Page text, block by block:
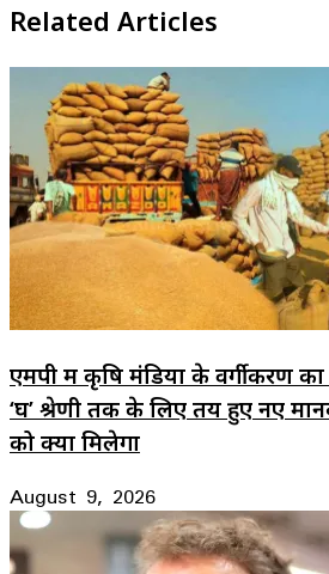
Related Articles
एमपी में कृषि मंडियों के वर्गीकरण
‘घ’ श्रेणी तक के लिए तय हुए नए
को क्या मिलेगा
August 9, 2026